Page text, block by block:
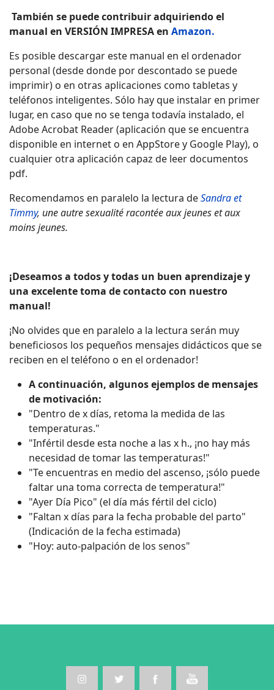
También se puede contribuir adquiriendo el
manual en VERSIÓN IMPRESA en Amazon.
Es posible descargar este manual en el ordenador
personal (desde donde por descontado se puede
imprimir) o en otras aplicaciones como tabletas y
teléfonos inteligentes. Sólo hay que instalar en primer
lugar, en caso que no se tenga todavía instalado, el
Adobe Acrobat Reader (aplicación que se encuentra
disponible en internet o en AppStore y Google Play), o
cualquier otra aplicación capaz de leer documentos
pdf.
Recomendamos en paralelo la lectura deSandra et
Timmy, une autre sexualité racontée aux jeunes et aux
moins jeunes.
¡Deseamos a todos y todas un buen aprendizaje y
una excelente toma de contacto con nuestro
manual!
¡No olvides que en paralelo a la lectura serán muy
beneficiosos los pequeños mensajes didácticos que se
reciben en el teléfono o en el ordenador!
A continuación, algunos ejemplos de mensajes
de motivación:
"Dentro de x días, retoma la medida de las
temperaturas."
"Infértil desde esta noche a las x h., ¡no hay más
necesidad de tomar las temperaturas!"
"Te encuentras en medio del ascenso, ¡sólo puede
faltar una toma correcta de temperatura!"
"Ayer Día Pico" (el día más fértil del ciclo)
"Faltan x días para la fecha probable del parto"
(Indicación de la fecha estimada)
"Hoy: auto-palpación de los senos"